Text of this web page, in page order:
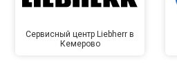
Сервисный центр Liebherr в
Кемерово